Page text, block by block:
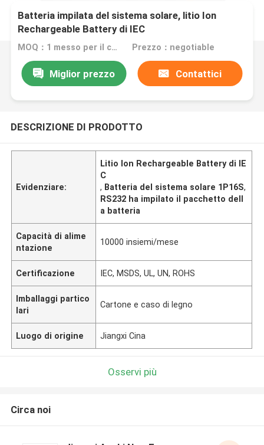
Batteria impilata del sistema solare, litio Ion
Rechargeable Battery di IEC
MOQ：1 messo per il campione Prezzo：negotiable
Miglior prezzo Contattici
DESCRIZIONE DI PRODOTTO
Evidenziare:
Litio Ion Rechargeable Battery di IE
C
, Batteria del sistema solare 1P16S,
RS232 ha impilato il pacchetto dell
a batteria
Capacità di alime
ntazione
10000 insiemi/mese
Certificazione IEC, MSDS, UL, UN, ROHS
Imballaggi partico
lari
Cartone e caso di legno
Luogo di origine Jiangxi Cina
Osservi più
Circa noi